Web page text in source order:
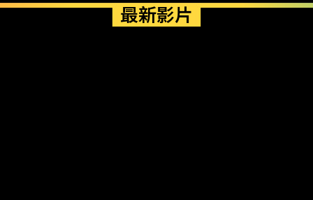
最新影片